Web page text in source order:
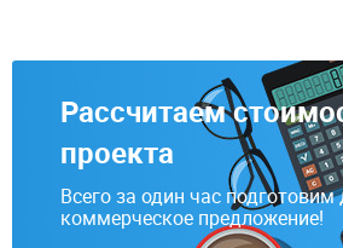
Рассчитаем
проекта
Всего за один час
коммерческое предложение!